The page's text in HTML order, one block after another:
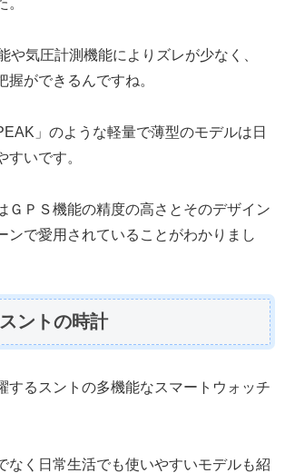
や気圧計測機能によりズレが少なく、
握ができるんですね。
」のような軽量で薄型のモデルは日
すいです。
ＧＰＳ機能の精度の高さとそのデザイン
ンで愛用されていることがわかりまし
ントの時計
するスントの多機能なスマートウォッチ
なく日常生活でも使いやすいモデルも紹